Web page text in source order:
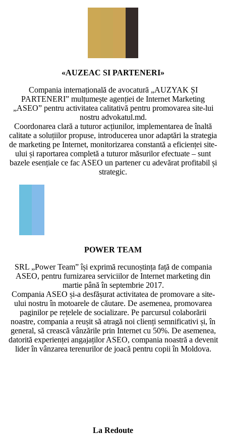
«AUZEAC SI PARTENERI»
Compania internațională de avocatură „AUZYAK ȘI
PARTENERI” mulțumește agenției de Internet Marketing
„ASEO” pentru activitatea calitativă pentru promovarea site-lui
nostru advokatul.md.
Coordonarea clară a tuturor acțiunilor, implementarea de înaltă
calitate a soluțiilor propuse, introducerea unor adaptări la strategia
de marketing pe Internet, monitorizarea constantă a eficienței site-
ului și raportarea completă a tuturor măsurilor efectuate – sunt
bazele esențiale ce fac ASEO un partener cu adevărat profitabil și
strategic.
POWER TEAM
SRL „Power Team” își exprimă recunoștința față de compania
ASEO, pentru furnizarea serviciilor de Internet marketing din
martie până în septembrie 2017.
Compania ASEO și-a desfășurat activitatea de promovare a site-
ului nostru în motoarele de căutare. De asemenea, promovarea
paginilor pe rețelele de socializare. Pe parcursul colaborării
noastre, compania a reușit să atragă noi clienți semnificativi și, în
general, să crească vânzările prin Internet cu 50%. De asemenea,
datorită experienței angajaților ASEO, compania noastră a devenit
lider în vânzarea terenurilor de joacă pentru copii în Moldova.
La Redoute